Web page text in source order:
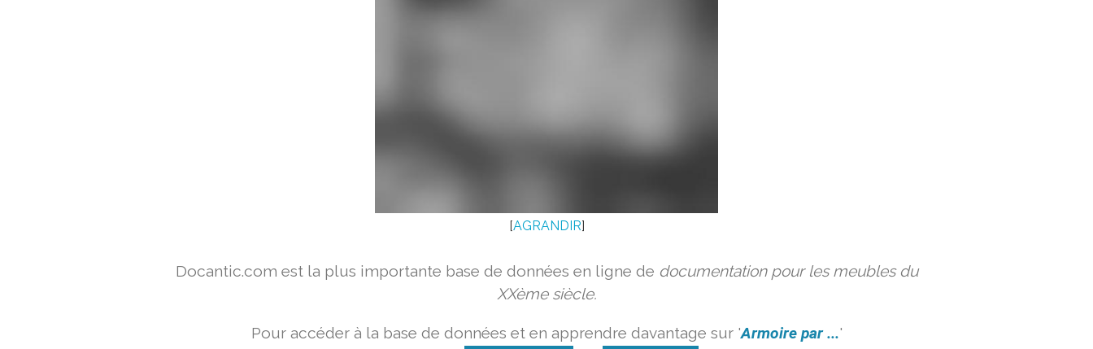
[AGRANDIR]
Docantic.com est la plus importante base de données en ligne de documentation pour les meubles du
XXème siècle.
Pour accéder à la base de données et en apprendre davantage sur 'Armoire par ...'